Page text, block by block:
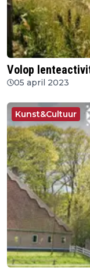
Volop
05 april 2023
Kunst&Cultuur